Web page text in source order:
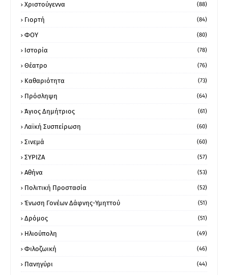
Χριστούγεννα (88)
Γιορτή (84)
ΦΟΥ (80)
Ιστορία (78)
Θέατρο (76)
Καθαριότητα (73)
Πρόσληψη (64)
Άγιος Δημήτριος (61)
Λαϊκή Συσπείρωση (60)
Σινεμά (60)
ΣΥΡΙΖΑ (57)
Αθήνα (53)
Πολιτική Προστασία (52)
Ένωση Γονέων Δάφνης-Υμηττού (51)
Δρόμος (51)
Ηλιούπολη (49)
Φιλοζωική (46)
Πανηγύρι (44)